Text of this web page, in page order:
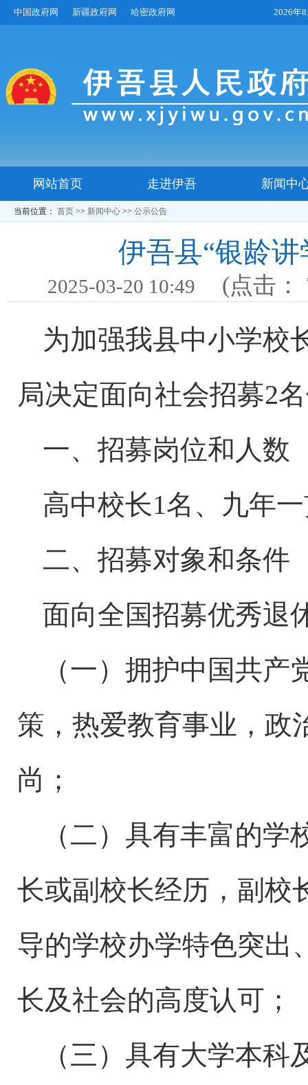
中国政府网 新疆政府网 哈密政府网 2026年
网站首页 走进伊吾 新闻中
当前位置： 首页 >> 新闻中心 >> 公示公告
伊吾县“银龄
2025-03-20 10:49 (点击：
为加强我县中小学校
局决定面向社会招募2
一、招募岗位和人数
高中校长1名、九年
二、招募对象和条件
面向全国招募优秀退
（一）拥护中国共产
策 ， 热爱教育事业，政
尚；
（二）具有丰富的
长或副校长经历，副校
导的学校办学特色突出
长及社会的高度认可；
（三） 具有大学本科